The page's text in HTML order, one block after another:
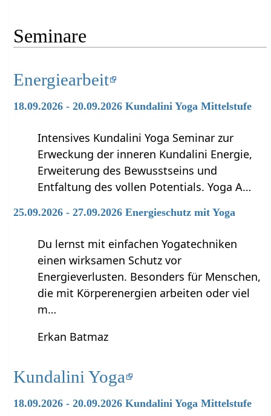
Seminare
Energiearbeit
18.09.2026 - 20.09.2026 Kundalini Yoga Mittelstufe
Intensives Kundalini Yoga Seminar zur
Erweckung der inneren Kundalini Energie,
Erweiterung des Bewusstseins und
Entfaltung des vollen Potentials. Yoga A…
25.09.2026 - 27.09.2026 Energieschutz mit Yoga
Du lernst mit einfachen Yogatechniken
einen wirksamen Schutz vor
Energieverlusten. Besonders für Menschen,
die mit Körperenergien arbeiten oder viel
m…
Erkan Batmaz
Kundalini Yoga
18.09.2026 - 20.09.2026 Kundalini Yoga Mittelstufe